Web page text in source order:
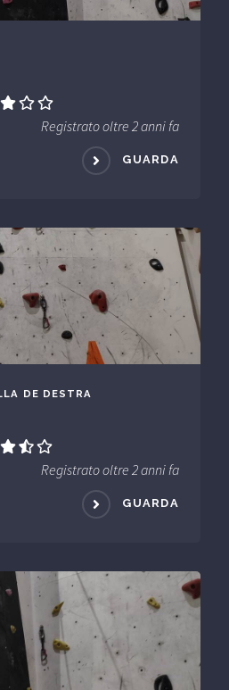
Registrato oltre 2 anni fa
GUARDA
DE DESTRA
Registrato oltre 2 anni fa
GUARDA